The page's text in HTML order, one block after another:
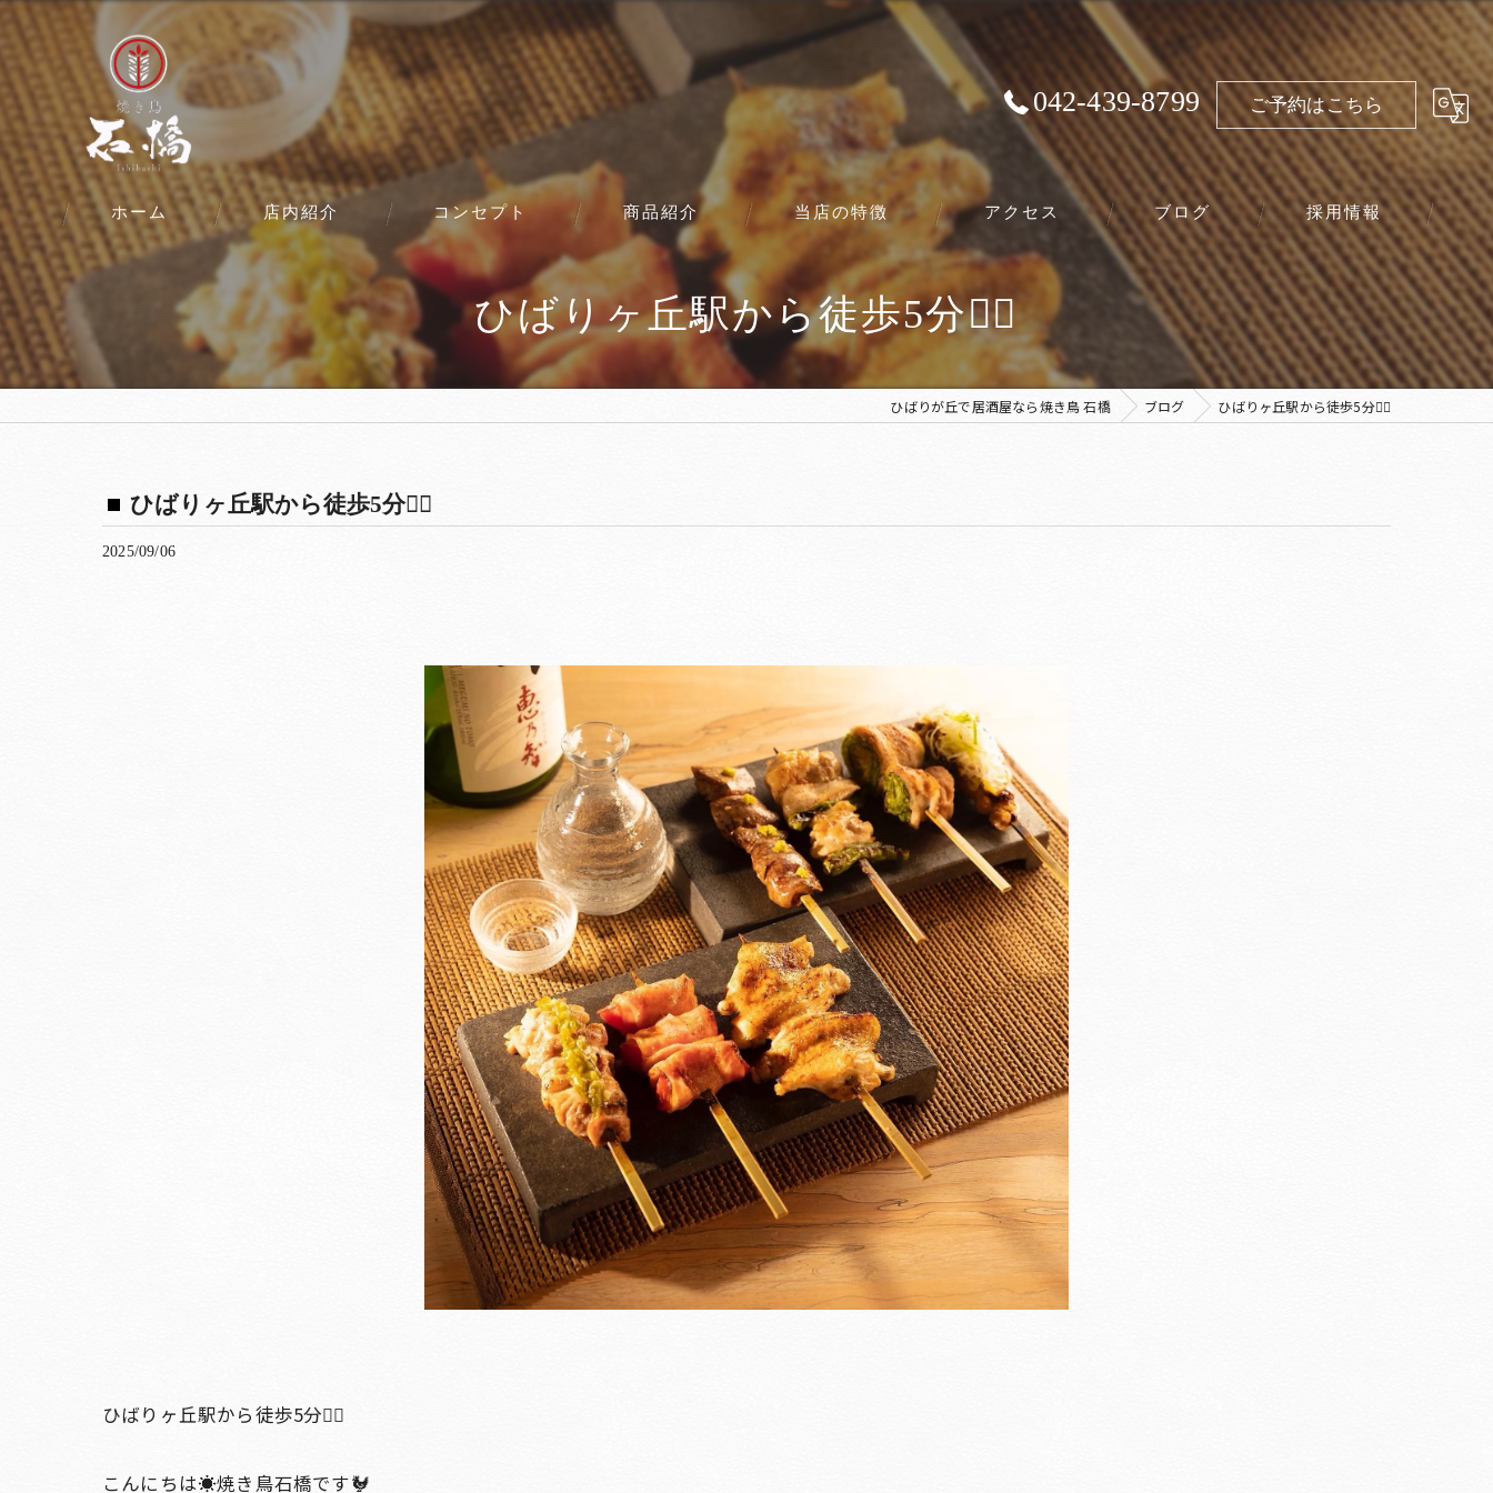
042-439-8799 ご予約はこちら
ホーム 店内紹介 コンセプト 商品紹介 当店の特徴
コース
アクセス ブログ 採用情報
ひばりヶ丘駅から徒歩5分🚶‍♀️
ひばりが丘で居酒屋なら焼き鳥 石橋 ブログ ひばりヶ丘駅から徒歩5分🚶‍♀️
ひばりヶ丘駅から徒歩5分🚶‍♀️
2025/09/06
ひばりヶ丘駅から徒歩5分🚶‍♀️
こんにちは☀️焼き鳥石橋です🐓